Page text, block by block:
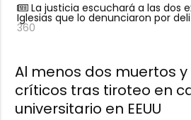
La justicia escuchará a las dos
Iglesias que lo denunciaron por
360
Al menos dos muertos
críticos tras tiroteo en
universitario en EEUU